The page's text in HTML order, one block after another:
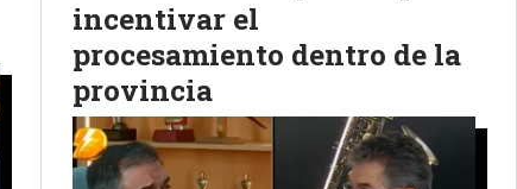
incentivar el
procesamiento dentro de la
provincia